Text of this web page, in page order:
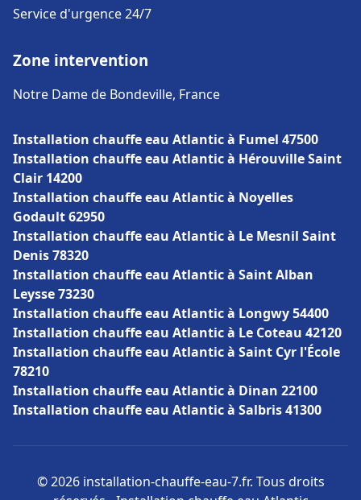
Service d'urgence 24/7
Zone intervention
Notre Dame de Bondeville, France
Installation chauffe eau Atlantic à Fumel 47500
Installation chauffe eau Atlantic à Hérouville Saint
Clair 14200
Installation chauffe eau Atlantic à Noyelles
Godault 62950
Installation chauffe eau Atlantic à Le Mesnil Saint
Denis 78320
Installation chauffe eau Atlantic à Saint Alban
Leysse 73230
Installation chauffe eau Atlantic à Longwy 54400
Installation chauffe eau Atlantic à Le Coteau 42120
Installation chauffe eau Atlantic à Saint Cyr l'École
78210
Installation chauffe eau Atlantic à Dinan 22100
Installation chauffe eau Atlantic à Salbris 41300
© 2026 installation-chauffe-eau-7.fr. Tous droits